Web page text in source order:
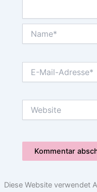
Mail-
Diese Website verwendet